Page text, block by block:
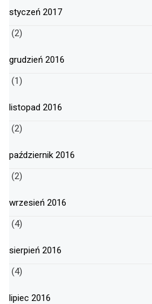
styczeń 2017
(2)
grudzień 2016
(1)
listopad 2016
(2)
październik 2016
(2)
wrzesień 2016
(4)
sierpień 2016
(4)
lipiec 2016